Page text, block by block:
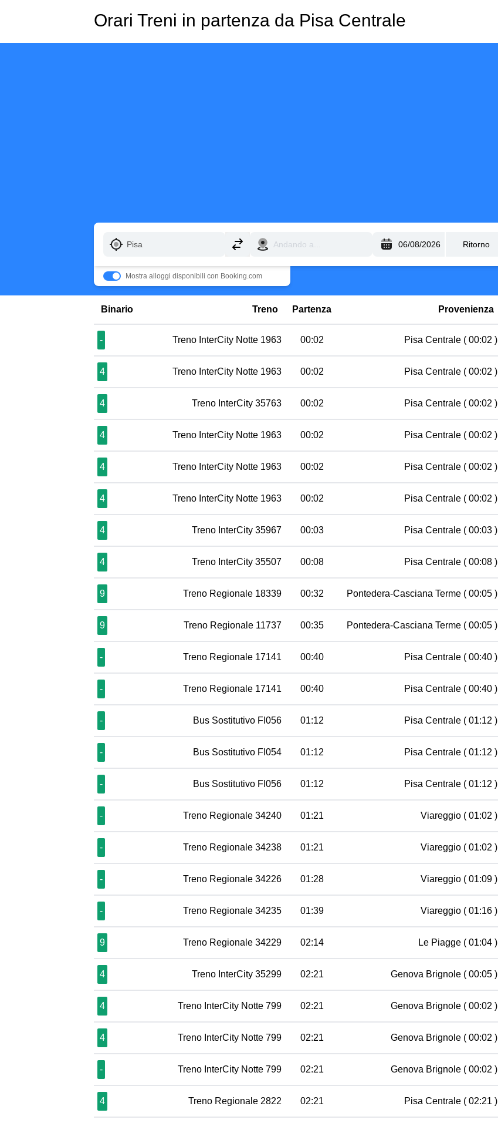
Orari Treni in partenza da Pisa Centrale
Mostra alloggi disponibili con Booking.com
Binario Treno Partenza Provenienza
- Treno InterCity Notte 1963 00:02 Pisa Centrale ( 00:02 )
4 Treno InterCity Notte 1963 00:02 Pisa Centrale ( 00:02 )
4 Treno InterCity 35763 00:02 Pisa Centrale ( 00:02 )
4 Treno InterCity Notte 1963 00:02 Pisa Centrale ( 00:02 )
4 Treno InterCity Notte 1963 00:02 Pisa Centrale ( 00:02 )
4 Treno InterCity Notte 1963 00:02 Pisa Centrale ( 00:02 )
4 Treno InterCity 35967 00:03 Pisa Centrale ( 00:03 )
4 Treno InterCity 35507 00:08 Pisa Centrale ( 00:08 )
9 Treno Regionale 18339 00:32 Pontedera-Casciana Terme ( 00:05 )
9 Treno Regionale 11737 00:35 Pontedera-Casciana Terme ( 00:05 )
- Treno Regionale 17141 00:40 Pisa Centrale ( 00:40 )
- Treno Regionale 17141 00:40 Pisa Centrale ( 00:40 )
- Bus Sostitutivo FI056 01:12 Pisa Centrale ( 01:12 )
- Bus Sostitutivo FI054 01:12 Pisa Centrale ( 01:12 )
- Bus Sostitutivo FI056 01:12 Pisa Centrale ( 01:12 )
- Treno Regionale 34240 01:21 Viareggio ( 01:02 )
- Treno Regionale 34238 01:21 Viareggio ( 01:02 )
- Treno Regionale 34226 01:28 Viareggio ( 01:09 )
- Treno Regionale 34235 01:39 Viareggio ( 01:16 )
9 Treno Regionale 34229 02:14 Le Piagge ( 01:04 )
4 Treno InterCity 35299 02:21 Genova Brignole ( 00:05 )
4 Treno InterCity Notte 799 02:21 Genova Brignole ( 00:02 )
4 Treno InterCity Notte 799 02:21 Genova Brignole ( 00:02 )
- Treno InterCity Notte 799 02:21 Genova Brignole ( 00:02 )
4 Treno Regionale 2822 02:21 Pisa Centrale ( 02:21 )